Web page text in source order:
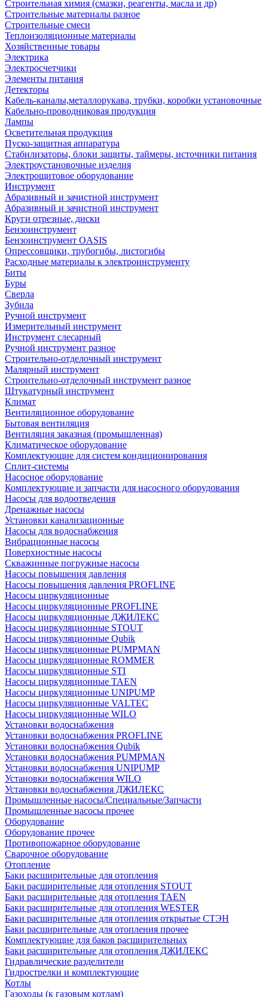
Строительная химия (смазки, реагенты, масла и др)
Строительные материалы разное
Строительные смеси
Теплоизоляционные материалы
Хозяйственные товары
Электрика
Электросчетчики
Элементы питания
Детекторы
Кабель-каналы,металлорукава, трубки, коробки установочные
Кабельно-проводниковая продукция
Лампы
Осветительная продукция
Пуско-защитная аппаратура
Стабилизаторы, блоки защиты, таймеры, источники питания
Электроустановочные изделия
Электрощитовое оборудование
Инструмент
Абразивный и зачистной инструмент
Абразивный и зачистной инструмент
Круги отрезные, диски
Бензоинструмент
Бензоинструмент OASIS
Опрессовщики, трубогибы, листогибы
Расходные материалы к электроинструменту
Биты
Буры
Сверла
Зубила
Ручной инструмент
Измерительный инструмент
Инструмент слесарный
Ручной инструмент разное
Строительно-отделочный инструмент
Малярный инструмент
Строительно-отделочный инструмент разное
Штукатурный инструмент
Климат
Вентиляционное оборудование
Бытовая вентиляция
Вентиляция заказная (промышленная)
Климатическое оборудование
Комплектующие для систем кондиционирования
Сплит-системы
Насосное оборудование
Комплектующие и запчасти для насосного оборудования
Насосы для водоотведения
Дренажные насосы
Установки канализационные
Насосы для водоснабжения
Вибрационные насосы
Поверхностные насосы
Скважинные погружные насосы
Насосы повышения давления
Насосы повышения давления PROFLINE
Насосы циркуляционные
Насосы циркуляционные PROFLINE
Насосы циркуляционные ДЖИЛЕКС
Насосы циркуляционные STOUT
Насосы циркуляционные Qubik
Насосы циркуляционные PUMPMAN
Насосы циркуляционные ROMMER
Насосы циркуляционные STI
Насосы циркуляционные TAEN
Насосы циркуляционные UNIPUMP
Насосы циркуляционные VALTEC
Насосы циркуляционные WILO
Установки водоснабжения
Установки водоснабжения PROFLINE
Установки водоснабжения Qubik
Установки водоснабжения PUMPMAN
Установки водоснабжения UNIPUMP
Установки водоснабжения WILO
Установки водоснабжения ДЖИЛЕКС
Промышленные насосы/Специальные/Запчасти
Промышленные насосы прочее
Оборудование
Оборудование прочее
Противопожарное оборудование
Сварочное оборудование
Отопление
Баки расширительные для отопления
Баки расширительные для отопления STOUT
Баки расширительные для отопления TAEN
Баки расширительные для отопления WESTER
Баки расширительные для отопления открытые СТЭН
Баки расширительные для отопления прочее
Комплектующие для баков расширительных
Баки расширительные для отопления ДЖИЛЕКС
Гидравлические разделители
Гидрострелки и комплектующие
Котлы
Газоходы (к газовым котлам)